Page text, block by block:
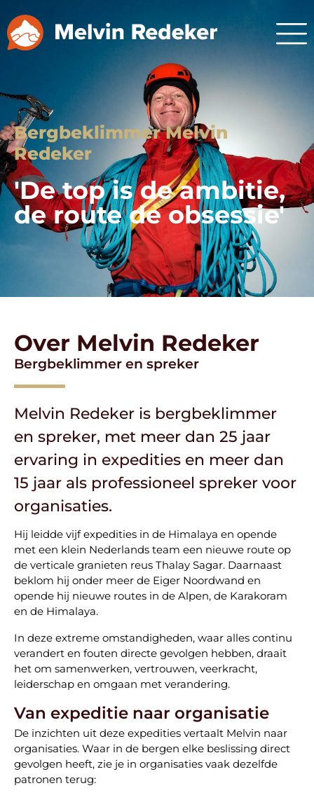
Bergbeklimmer Melvin
Redeker
'De top is de ambitie,
de route de obsessie'
Over Melvin Redeker
Bergbeklimmer en spreker
Melvin Redeker is bergbeklimmer
en spreker, met meer dan 25 jaar
ervaring in expedities en meer dan
15 jaar als professioneel spreker voor
organisaties.
Hij leidde vijf expedities in de Himalaya en opende
met een klein Nederlands team een nieuwe route op
de verticale granieten reus Thalay Sagar. Daarnaast
beklom hij onder meer de Eiger Noordwand en
opende hij nieuwe routes in de Alpen, de Karakoram
en de Himalaya.
In deze extreme omstandigheden, waar alles continu
verandert en fouten directe gevolgen hebben, draait
het om samenwerken, vertrouwen, veerkracht,
leiderschap en omgaan met verandering.
Van expeditie naar organisatie
De inzichten uit deze expedities vertaalt Melvin naar
organisaties. Waar in de bergen elke beslissing direct
gevolgen heeft, zie je in organisaties vaak dezelfde
patronen terug: